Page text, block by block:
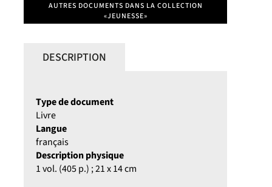
AUTRES DOCUMENTS DANS LA COLLECTION
«JEUNESSE»
DESCRIPTION
Type de document
Livre
Langue
français
Description physique
1 vol. (405 p.) ; 21 x 14 cm